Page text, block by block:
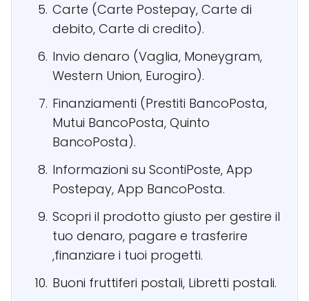
Carte (Carte Postepay, Carte di
debito, Carte di credito).
Invio denaro (Vaglia, Moneygram,
Western Union, Eurogiro).
Finanziamenti (Prestiti BancoPosta,
Mutui BancoPosta, Quinto
BancoPosta).
Informazioni su ScontiPoste, App
Postepay, App BancoPosta.
Scopri il prodotto giusto per gestire il
tuo denaro, pagare e trasferire
,finanziare i tuoi progetti.
Buoni fruttiferi postali, Libretti postali.